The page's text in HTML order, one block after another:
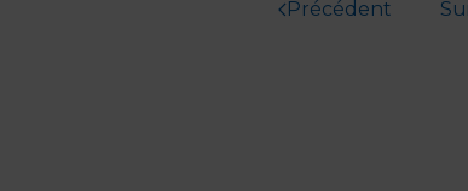
Précédent